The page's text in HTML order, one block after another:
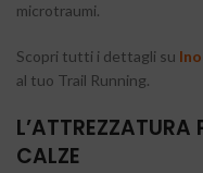
microtraumi.
Scopri tutti i dettagli su
al tuo Trail Running.
L’ATTREZZATURA
CALZE